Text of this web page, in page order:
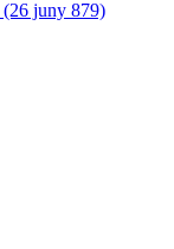
(26 juny 879)